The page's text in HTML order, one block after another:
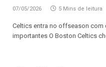
07/05/2026 5 Mins de leitura
Celtics entra no offseason
importantes O Boston Celtics